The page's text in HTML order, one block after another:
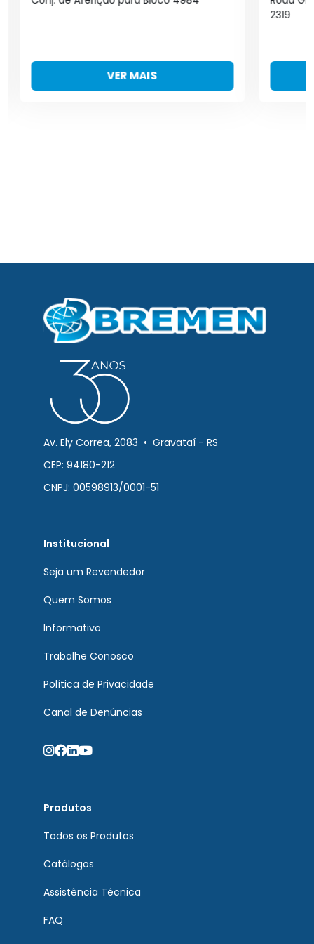
VER MAIS
2319
Av. Ely Correa, 2083 • Gravataí - RS
CEP: 94180-212
CNPJ: 00598913/0001-51
Institucional
Seja um Revendedor
Quem Somos
Informativo
Trabalhe Conosco
Política de Privacidade
Canal de Denúncias
Produtos
Todos os Produtos
Catálogos
Assistência Técnica
FAQ